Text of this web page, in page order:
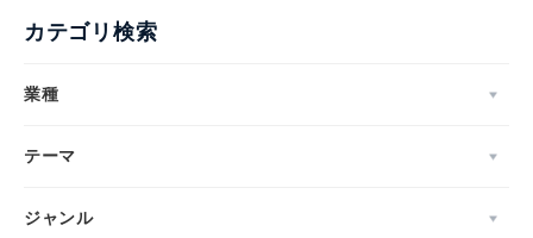
カテゴリ検索
業種
テーマ
ジャンル